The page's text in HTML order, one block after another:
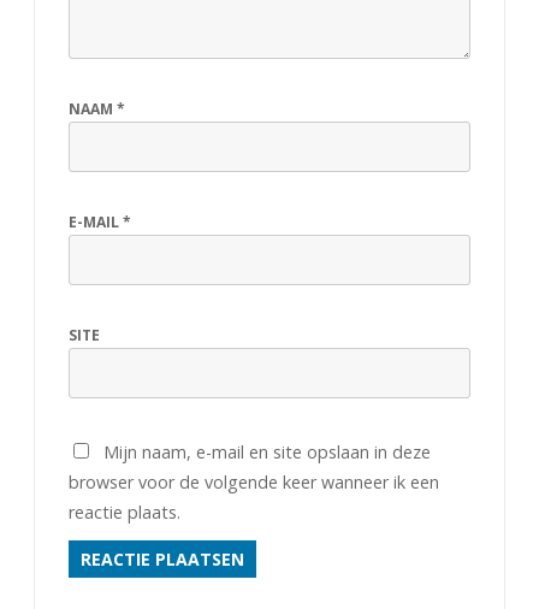
NAAM *
E-MAIL*
SITE
Mijn naam, e-mail en site opslaan in deze
browser voor de volgende keer wanneer ik een
reactie plaats.